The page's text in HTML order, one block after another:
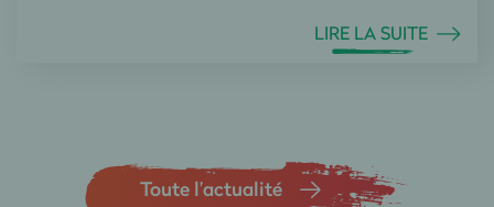
LIRE LA SUITE
Toute l’actualité